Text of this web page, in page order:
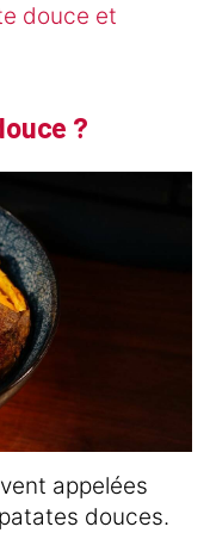
douce et
?
appelées
douces.